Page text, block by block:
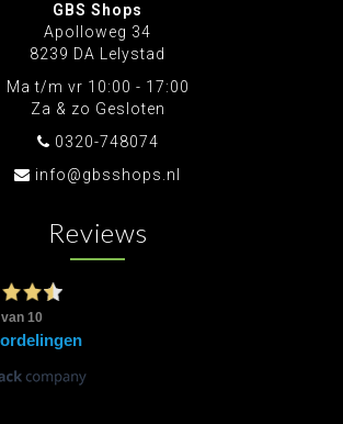
GBS Shops
Apolloweg 34
8239 DA Lelystad
Ma t/m vr 10:00 - 17:00
Za & zo Gesloten
0320-748074
info@gbsshops.nl
Reviews